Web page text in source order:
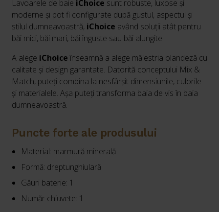
Lavoarele de baie iChoice sunt robuste, luxose și
moderne și pot fi configurate după gustul, aspectul și
stilul dumneavoastră, iChoice având soluții atât pentru
băi mici, băi mari, băi înguste sau băi alungite.
A alege iChoice înseamnă a alege măiestria olandeză cu
calitate și design garantate. Datorită conceptului Mix &
Match, puteți combina la nesfârșit dimensiunile, culorile
și materialele. Așa puteți transforma baia de vis în baia
dumneavoastră.
Puncte forte ale produsului
Material: marmură minerală
Formă: dreptunghiulară
Găuri baterie: 1
Număr chiuvete: 1